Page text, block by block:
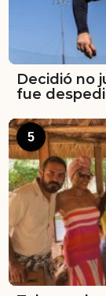
Decidió no
fue
5